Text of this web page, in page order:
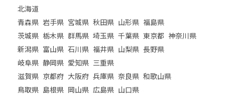
北海道
青森県 岩手県 宮城県 秋田県 山形県 福島県
茨城県 栃木県 群馬県 埼玉県 千葉県 東京都 神奈川県
新潟県 富山県 石川県 福井県 山梨県 長野県
岐阜県 静岡県 愛知県 三重県
滋賀県 京都府 大阪府 兵庫県 奈良県 和歌山県
鳥取県 島根県 岡山県 広島県 山口県